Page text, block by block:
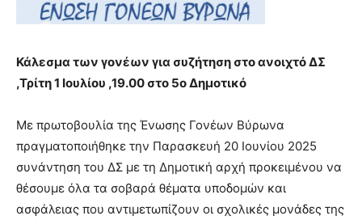
lyons
teaches
the
meaning
of
pornhun
porn
Κάλεσμα των γονέων για συζήτηση στο ανοιχτό ΔΣ
,Τρίτη 1 Ιουλίου ,19.00 στο 5ο Δημοτικό
Με πρωτοβουλία της Ένωσης Γονέων Βύρωνα
πραγματοποιήθηκε την Παρασκευή 20 Ιουνίου 2025
συνάντηση του ΔΣ με τη Δημοτική αρχή προκειμένου να
θέσουμε όλα τα σοβαρά θέματα υποδομών και
ασφάλειας που αντιμετωπίζουν οι σχολικές μονάδες της